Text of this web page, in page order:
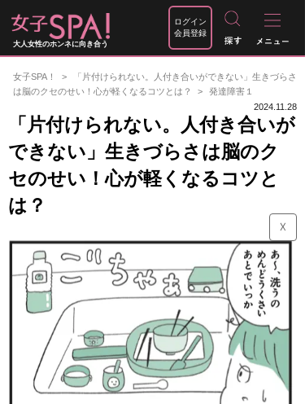
大人女性のホンネに向き合う
ログイン
会員登録
女子SPA！
「片付けられない。人付き合いができない」生きづらさ
は脳のクセのせい！心が軽くなるコツとは？
発達障害１
2024.11.28
「片付けられない。人付き合いが
できない」生きづらさは脳のク
セのせい！心が軽くなるコツと
は？
☓